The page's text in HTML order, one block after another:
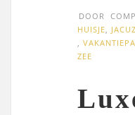
DOOR
HUISJE,
,
ZEE